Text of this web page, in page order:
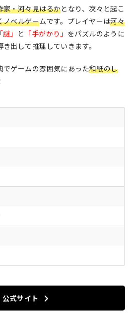
家・河々見はるかとなり、次々と起こ
ノベルゲームです。プレイヤーは河々
「謎」 と 「手がかり」 をパズルのように
き出して推理していきます。
でゲームの雰囲気にあった和紙のし
公式サイト